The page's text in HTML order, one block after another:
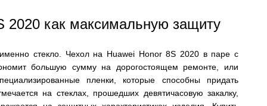
2020 как максимальную защиту
стекло. Чехол на Huawei Honor 8S 2020 в паре с
большую сумму на дорогостоящем ремонте, или
пленки, которые способны придать
на стеклах, прошедших девятичасовую закалку,